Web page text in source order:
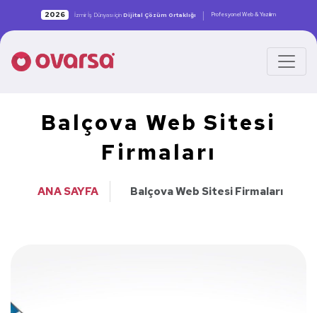
2026 İzmir İş Dünyası için Dijital Çözüm Ortaklığı | Profesyonel Web & Yazılım
Balçova Web Sitesi
Firmaları
ANA SAYFA Balçova Web Sitesi Firmaları